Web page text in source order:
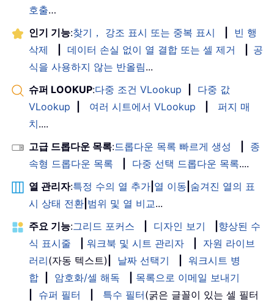
호출…
인기 기능:찾기， 강조 표시 또는 중복 표시
빈 행
삭제
데이터 손실 없이 열 결합 또는 셀 제거
공
식을 사용하지 않는 반올림...
슈퍼 LOOKUP:다중 조건 VLookup
다중 값
VLookup
여러 시트에서 VLookup
퍼지 매
치....
고급 드롭다운 목록:드롭다운 목록 빠르게 생성
종
속형 드롭다운 목록
다중 선택 드롭다운 목록....
열 관리자:특정 수의 열 추가 열 이동 숨겨진 열의 표
시 상태 전환 범위 및 열 비교...
주요 기능:그리드 포커스 디자인 보기
향상된 수
식 표시줄
워크북 및 시트 관리자
자원 라이브
러리(자동 텍스트) 날짜 선택기
워크시트 병
합
암호화/셀 해독
목록으로 이메일 보내기
슈퍼 필터 특수 필터(굵은 글꼴이 있는 셀 필터